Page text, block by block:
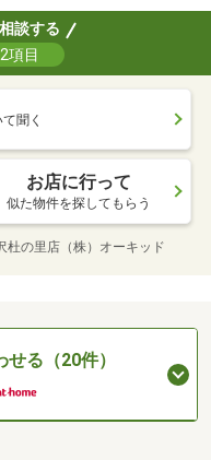
談する
項目
聞く
お店に行って
似た物件を探してもらう
杜の里店（株）オーキッド
る（20件）